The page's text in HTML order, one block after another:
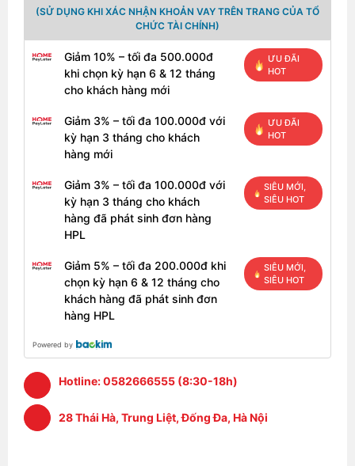
Bàn phím và bút Surface Pro 8
Bạn vẫn có thể sử dụng bàn phím của các mẫu
trước đây, nhưng Microsoft hiện cũng cung cấp bàn
phím Signature với khay tích hợp cho bút, vốn đã
đẹp, trải nghiệm đánh văn bản tốt, tiếng kêu hơi lách
cách. Cung cấp đèn nền 3 cấp độ sáng giúp ích
trong môi trường tối hơn. Bàn di chuột không rộng
rãi đối với các tiêu chuẩn hiện đại, nhưng các
Slim Pen hoặc Slim Pen 2 mới có thể đựng vừa trong
khay phía trên bàn phím. Nó có thể sạc tự động, rất
tiện lợi. Bản thân chiếc bút chỉ dày 6,3 mm, mới đầu
bút tròn, nhưng rất nhanh thôi bạn sẽ quen được nó.
(SỬ DỤNG KHI XÁC NHẬN KHOẢN VAY TRÊN TRANG CỦA TỔ
CHỨC TÀI CHÍNH)
Giảm 10% – tối đa 500.000đ
khi chọn kỳ hạn 6 & 12 tháng
cho khách hàng mới
ƯU ĐÃI
HOT
Giảm 3% – tối đa 100.000đ với
kỳ hạn 3 tháng cho khách
hàng mới
ƯU ĐÃI
HOT
Giảm 3% – tối đa 100.000đ với
kỳ hạn 3 tháng cho khách
hàng đã phát sinh đơn hàng
HPL
SIÊU MỚI,
SIÊU HOT
Giảm 5% – tối đa 200.000đ khi
chọn kỳ hạn 6 & 12 tháng cho
khách hàng đã phát sinh đơn
hàng HPL
SIÊU MỚI,
SIÊU HOT
Powered by
Hotline:0582666555 (8:30-18h)
28 Thái Hà, Trung Liệt, Đống Đa, Hà Nội